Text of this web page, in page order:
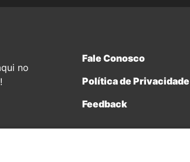
no
Fale Conosco
Política de Privacidade
Feedback